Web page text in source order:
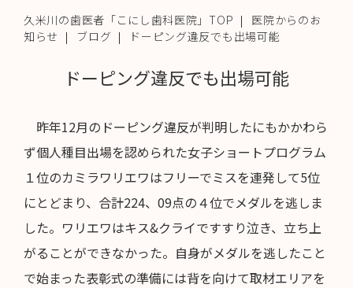
久米川の歯医者「こにし歯科医院」TOP
医院からのお
知らせ
ブログ ドーピング違反でも出場可能
ドーピング違反でも出場可能
昨年12月のドーピング違反が判明したにもかかわら
ず個人種目出場を認められた女子ショートプログラム
１位のカミラワリエワはフリーでミスを連発して5位
にとどまり、合計224、09点の４位でメダルを逃しま
した。ワリエワはキス&クライですすり泣き、立ち上
がることができなかった。自身がメダルを逃したこと
で始まった表彰式の準備には背を向けて取材エリアを